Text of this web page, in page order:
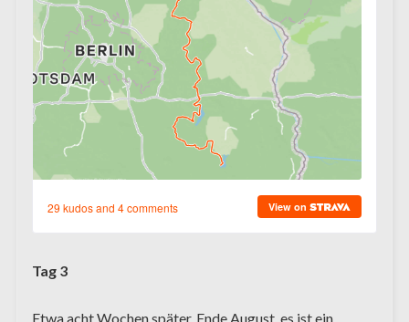
Tag 3
Etwa acht Wochen später, Ende August, es ist ein